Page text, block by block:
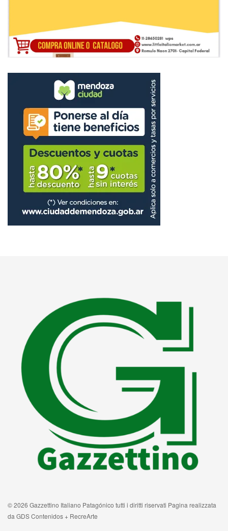
© 2026 Gazzettino Italiano Patagónico tutti i diritti riservati Pagina realizzata
da GDS Contenidos + RecreArte